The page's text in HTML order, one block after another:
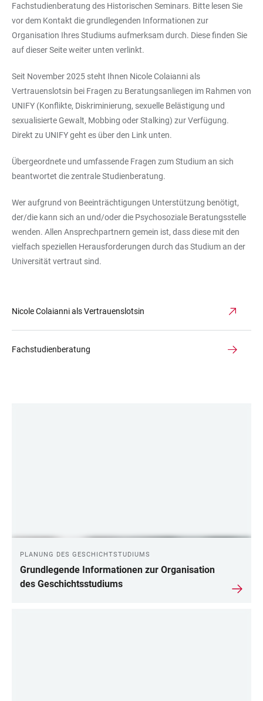
Fachstudienberatung des Historischen Seminars. Bitte lesen Sie
vor dem Kontakt die grundlegenden Informationen zur
Organisation Ihres Studiums aufmerksam durch. Diese finden Sie
auf dieser Seite weiter unten verlinkt.
Seit November 2025 steht Ihnen Nicole Colaianni als
Vertrauenslotsin bei Fragen zu Beratungsanliegen im Rahmen von
UNIFY (Konflikte, Diskriminierung, sexuelle Belästigung und
sexualisierte Gewalt, Mobbing oder Stalking) zur Verfügung.
Direkt zu UNIFY geht es über den Link unten.
Übergeordnete und umfassende Fragen zum Studium an sich
beantwortet die zentrale Studienberatung.
Wer aufgrund von Beeinträchtigungen Unterstützung benötigt,
der/die kann sich an und/oder die Psychosoziale Beratungsstelle
wenden. Allen Ansprechpartnern gemein ist, dass diese mit den
vielfach speziellen Herausforderungen durch das Studium an der
Universität vertraut sind.
Nicole Colaianni als Vertrauenslotsin
Fachstudienberatung
PLANUNG DES GESCHICHTSTUDIUMS
Grundlegende Informationen zur Organisation
des Geschichtsstudiums